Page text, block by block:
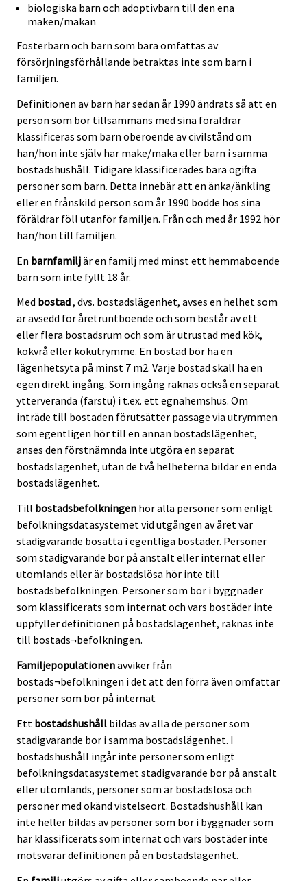
biologiska barn och adoptivbarn till den ena
maken/makan
Fosterbarn och barn som bara omfattas av
försörjningsförhållande betraktas inte som barn i
familjen.
Definitionen av barn har sedan år 1990 ändrats så att en
person som bor tillsammans med sina föräldrar
klassificeras som barn oberoende av civilstånd om
han/hon inte själv har make/maka eller barn i samma
bostadshushåll. Tidigare klassificerades bara ogifta
personer som barn. Detta innebär att en änka/änkling
eller en frånskild person som år 1990 bodde hos sina
föräldrar föll utanför familjen. Från och med år 1992 hör
han/hon till familjen.
En barnfamiljär en familj med minst ett hemmaboende
barn som inte fyllt 18 år.
Med bostad, dvs. bostadslägenhet, avses en helhet som
är avsedd för åretruntboende och som består av ett
eller flera bostadsrum och som är utrustad med kök,
kokvrå eller kokutrymme. En bostad bör ha en
lägenhetsyta på minst 7 m2. Varje bostad skall ha en
egen direkt ingång. Som ingång räknas också en separat
ytterveranda (farstu) i t.ex. ett egnahemshus. Om
inträde till bostaden förutsätter passage via utrymmen
som egentligen hör till en annan bostadslägenhet,
anses den förstnämnda inte utgöra en separat
bostadslägenhet, utan de två helheterna bildar en enda
bostadslägenhet.
Till bostadsbefolkningen hör alla personer som enligt
befolkningsdatasystemet vid utgången av året var
stadigvarande bosatta i egentliga bostäder. Personer
som stadigvarande bor på anstalt eller internat eller
utomlands eller är bostadslösa hör inte till
bostadsbefolkningen. Personer som bor i byggnader
som klassificerats som internat och vars bostäder inte
uppfyller definitionen på bostadslägenhet, räknas inte
till bostads¬befolkningen.
Familjepopulationenavviker från
bostads¬befolkningen i det att den förra även omfattar
personer som bor på internat
Ett bostadshushåll bildas av alla de personer som
stadigvarande bor i samma bostadslägenhet. I
bostadshushåll ingår inte personer som enligt
befolkningsdatasystemet stadigvarande bor på anstalt
eller utomlands, personer som är bostadslösa och
personer med okänd vistelseort. Bostadshushåll kan
inte heller bildas av personer som bor i byggnader som
har klassificerats som internat och vars bostäder inte
motsvarar definitionen på en bostadslägenhet.